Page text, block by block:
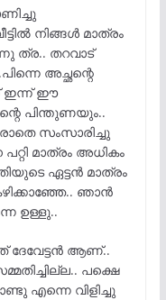
നിങ്ങൾ മാത്രം
ത്ര.. തറവാട്
അച്ഛന്റെ
ഇന്ന് ഈ
പിന്തുണയും..
സംസാരിച്ചു
മാത്രം അധികം
ഏട്ടൻ മാത്രം
ഞാൻ
ഉള്ളു..
ദേവേട്ടൻ ആണ്..
പക്ഷെ
എന്നെ വിളിച്ചു